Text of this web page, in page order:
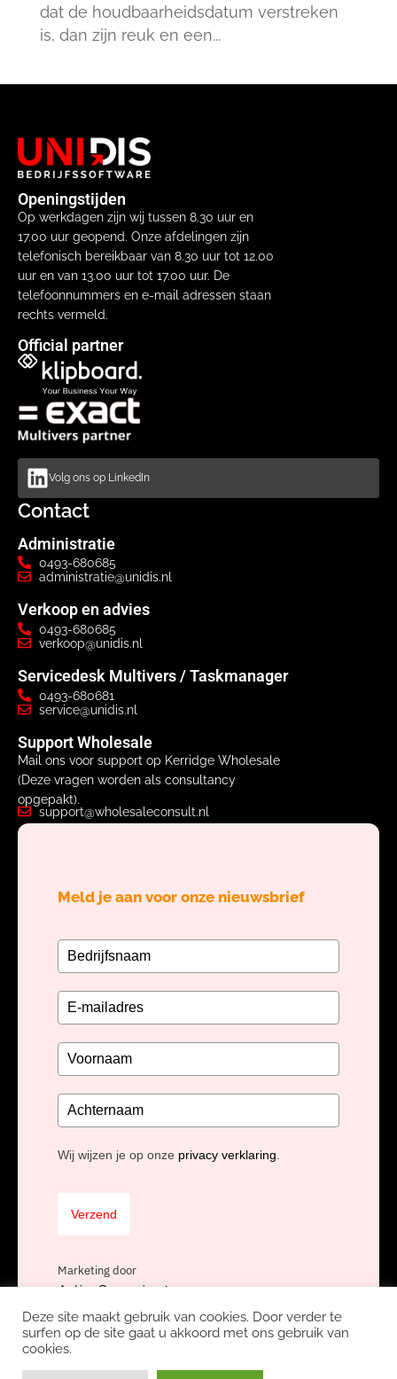
dat de houdbaarheidsdatum verstreken
is, dan zijn reuk en een...
Openingstijden
Op werkdagen zijn wij tussen 8.30 uur en
17.00 uur geopend. Onze afdelingen zijn
telefonisch bereikbaar van 8.30 uur tot 12.00
uur en van 13.00 uur tot 17.00 uur. De
telefoonnummers en e-mail adressen staan
rechts vermeld.
Official partner
Volg ons op LinkedIn
Contact
Administratie
0493-680685
administratie@unidis.nl
Verkoop en advies
0493-680685
verkoop@unidis.nl
Servicedesk Multivers / Taskmanager
0493-680681
service@unidis.nl
Support Wholesale
Mail ons voor support op Kerridge Wholesale
(Deze vragen worden als consultancy
opgepakt).
support@wholesaleconsult.nl
Meld je aan voor onze nieuwsbrief
Wij wijzen je op onze privacy verklaring
Verzend
Marketing door
Deze site maakt gebruik van cookies. Door verder te
surfen op de site gaat u akkoord met ons gebruik van
cookies.